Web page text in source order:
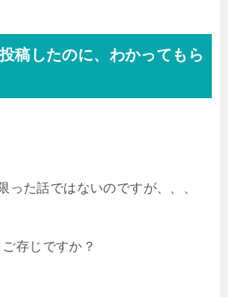
稿したのに、わかってもら
った話ではないのですが、、、
存じですか？